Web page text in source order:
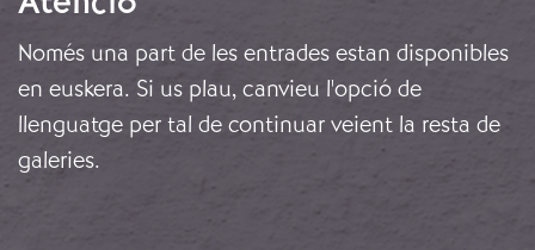
Només una part de les entrades estan disponibles
en euskera. Si us plau, canvieu l'opció de
llenguatge per tal de continuar veient la resta de
galeries.